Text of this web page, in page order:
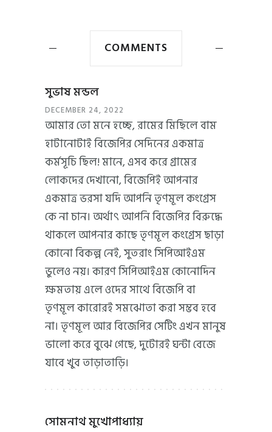
COMMENTS
সুভাষ মন্ডল
DECEMBER 24, 2022
আমার তো মনে হচ্ছে, রামের মিছিলে বাম
হাটানোটাই বিজেপির সেদিনের একমাত্র
কর্মসূচি ছিল! মানে, এসব করে গ্রামের
লোকদের দেখানো, বিজেপিই আপনার
একমাত্র ভরসা যদি আপনি তৃণমূল কংগ্রেস
কে না চান। অর্থাৎ আপনি বিজেপির বিরুদ্ধে
থাকলে আপনার কাছে তৃণমূল কংগ্রেস ছাড়া
কোনো বিকল্প নেই, সুতরাং সিপিআইএম
ভুলেও নয়। কারণ সিপিআইএম কোনোদিন
ক্ষমতায় এলে ওদের সাথে বিজেপি বা
তৃণমূল কারোরই সমঝোতা করা সম্ভব হবে
না। তৃণমূল আর বিজেপির সেটিং এখন মানুষ
ভালো করে বুঝে গেছে, দুটোরই ঘন্টা বেজে
যাবে খুব তাড়াতাড়ি।
সোমনাথ মুখোপাধ্যায়